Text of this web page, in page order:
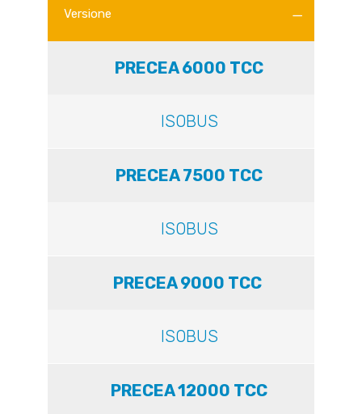
Versione
PRECEA 6000 TCC
ISOBUS
PRECEA 7500 TCC
ISOBUS
PRECEA 9000 TCC
ISOBUS
PRECEA 12000 TCC